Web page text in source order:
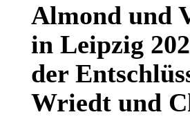
Almond und
in Leipzig
der
Wriedt und